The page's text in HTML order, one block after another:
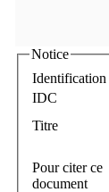
Notice
Identification
IDC
Titre
Pour citer ce
document